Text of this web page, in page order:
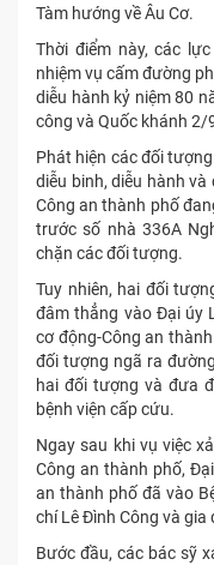
Tàm hướng về Âu Cơ. ‎
Thời điểm này, các
nhiệm vụ cấm đường
diễu hành kỷ niệm 80
công và Quốc khánh 2/
Phát hiện các đối
diễu binh, diễu hành
Công an thành phố
trước số nhà 336A
chặn các đối tượng.
Tuy nhiên, hai đối
đâm thẳng vào Đại úy
cơ động-Công an
đối tượng ngã ra
hai đối tượng và đưa
bệnh viện cấp cứu.
Ngay sau khi vụ việc
Công an thành phố,
an thành phố đã vào
chí Lê Đình Công và gia
Bước đầu, các bác sỹ